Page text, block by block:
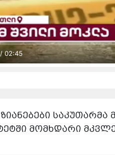
02:45
საკუთარმა
მომხდარი